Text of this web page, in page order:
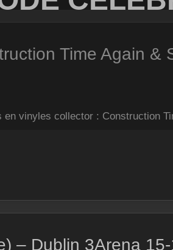
Time Again &
vinyles collector : Construction
– Dublin 3Arena